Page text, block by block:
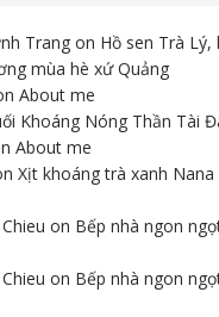
Trang on Hồ sen Trà Lý,
mùa hè xứ Quảng
About me
Khoáng Nóng Thần Tài
About me
Xịt khoáng trà xanh Nana
on Bếp nhà ngon
on Bếp nhà ngon